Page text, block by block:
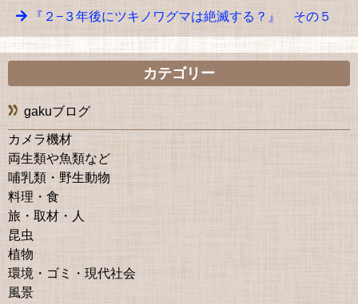
『２−３年後にツキノワグマは絶滅する？』 その５
カテゴリー
gakuブログ
カメラ機材
両生類や魚類など
哺乳類・野生動物
料理・食
旅・取材・人
昆虫
植物
環境・ゴミ・現代社会
風景